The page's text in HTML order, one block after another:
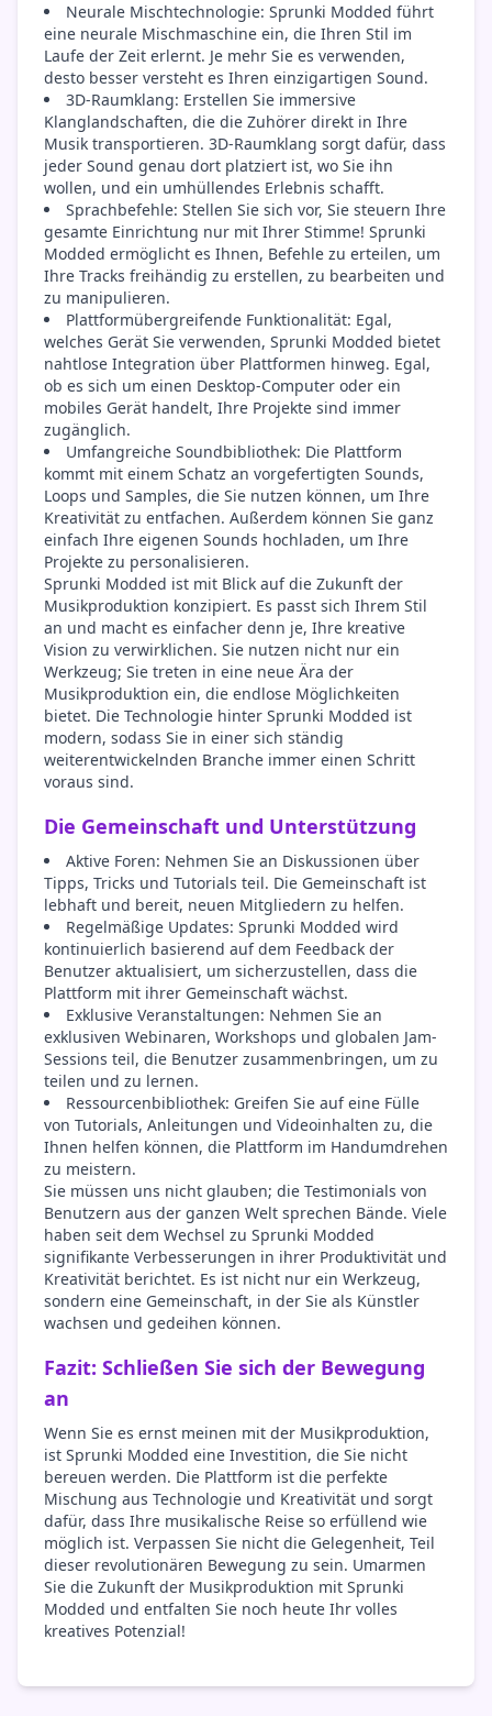
Neurale Mischtechnologie: Sprunki Modded führt
eine neurale Mischmaschine ein, die Ihren Stil im
Laufe der Zeit erlernt. Je mehr Sie es verwenden,
desto besser versteht es Ihren einzigartigen Sound.
3D-Raumklang: Erstellen Sie immersive
Klanglandschaften, die die Zuhörer direkt in Ihre
Musik transportieren. 3D-Raumklang sorgt dafür, dass
jeder Sound genau dort platziert ist, wo Sie ihn
wollen, und ein umhüllendes Erlebnis schafft.
Sprachbefehle: Stellen Sie sich vor, Sie steuern Ihre
gesamte Einrichtung nur mit Ihrer Stimme! Sprunki
Modded ermöglicht es Ihnen, Befehle zu erteilen, um
Ihre Tracks freihändig zu erstellen, zu bearbeiten und
zu manipulieren.
Plattformübergreifende Funktionalität: Egal,
welches Gerät Sie verwenden, Sprunki Modded bietet
nahtlose Integration über Plattformen hinweg. Egal,
ob es sich um einen Desktop-Computer oder ein
mobiles Gerät handelt, Ihre Projekte sind immer
zugänglich.
Umfangreiche Soundbibliothek: Die Plattform
kommt mit einem Schatz an vorgefertigten Sounds,
Loops und Samples, die Sie nutzen können, um Ihre
Kreativität zu entfachen. Außerdem können Sie ganz
einfach Ihre eigenen Sounds hochladen, um Ihre
Projekte zu personalisieren.
Sprunki Modded ist mit Blick auf die Zukunft der
Musikproduktion konzipiert. Es passt sich Ihrem Stil
an und macht es einfacher denn je, Ihre kreative
Vision zu verwirklichen. Sie nutzen nicht nur ein
Werkzeug; Sie treten in eine neue Ära der
Musikproduktion ein, die endlose Möglichkeiten
bietet. Die Technologie hinter Sprunki Modded ist
modern, sodass Sie in einer sich ständig
weiterentwickelnden Branche immer einen Schritt
voraus sind.
Die Gemeinschaft und Unterstützung
Aktive Foren: Nehmen Sie an Diskussionen über
Tipps, Tricks und Tutorials teil. Die Gemeinschaft ist
lebhaft und bereit, neuen Mitgliedern zu helfen.
Regelmäßige Updates: Sprunki Modded wird
kontinuierlich basierend auf dem Feedback der
Benutzer aktualisiert, um sicherzustellen, dass die
Plattform mit ihrer Gemeinschaft wächst.
Exklusive Veranstaltungen: Nehmen Sie an
exklusiven Webinaren, Workshops und globalen Jam-
Sessions teil, die Benutzer zusammenbringen, um zu
teilen und zu lernen.
Ressourcenbibliothek: Greifen Sie auf eine Fülle
von Tutorials, Anleitungen und Videoinhalten zu, die
Ihnen helfen können, die Plattform im Handumdrehen
zu meistern.
Sie müssen uns nicht glauben; die Testimonials von
Benutzern aus der ganzen Welt sprechen Bände. Viele
haben seit dem Wechsel zu Sprunki Modded
signifikante Verbesserungen in ihrer Produktivität und
Kreativität berichtet. Es ist nicht nur ein Werkzeug,
sondern eine Gemeinschaft, in der Sie als Künstler
wachsen und gedeihen können.
Fazit: Schließen Sie sich der Bewegung
an
Wenn Sie es ernst meinen mit der Musikproduktion,
ist Sprunki Modded eine Investition, die Sie nicht
bereuen werden. Die Plattform ist die perfekte
Mischung aus Technologie und Kreativität und sorgt
dafür, dass Ihre musikalische Reise so erfüllend wie
möglich ist. Verpassen Sie nicht die Gelegenheit, Teil
dieser revolutionären Bewegung zu sein. Umarmen
Sie die Zukunft der Musikproduktion mit Sprunki
Modded und entfalten Sie noch heute Ihr volles
kreatives Potenzial!